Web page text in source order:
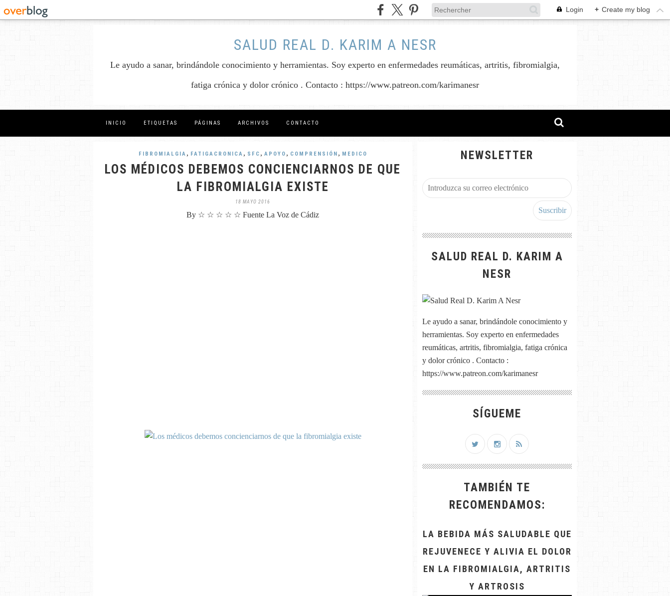
Login + Create my blog
SALUD REAL D. KARIM A NESR
Le ayudo a sanar, brindándole conocimiento y herramientas. Soy experto en enfermedades reumáticas, artritis, fibromialgia,
fatiga crónica y dolor crónico . Contacto : https://www.patreon.com/karimanesr
INICIO ETIQUETAS PÁGINAS ARCHIVOS CONTACTO
FIBROMIALGIA , FATIGACRONICA , SFC , APOYO , COMPRENSIÓN , MEDICO
LOS MÉDICOS DEBEMOS CONCIENCIARNOS DE QUE
LA FIBROMIALGIA EXISTE
18 MAYO 2016
By ☆ ☆ ☆ ☆ ☆ Fuente La Voz de Cádiz
NEWSLETTER
SALUD REAL D. KARIM A
NESR
Le ayudo a sanar, brindándole conocimiento y
herramientas. Soy experto en enfermedades
reumáticas, artritis, fibromialgia, fatiga crónica
y dolor crónico . Contacto :
https://www.patreon.com/karimanesr
SÍGUEME
TAMBIÉN TE
RECOMENDAMOS:
LA BEBIDA MÁS SALUDABLE QUE
REJUVENECE Y ALIVIA EL DOLOR
EN LA FIBROMIALGIA, ARTRITIS
Y ARTROSIS